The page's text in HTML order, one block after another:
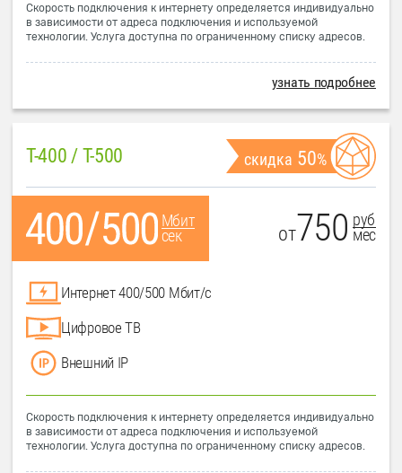
Скорость подключения к интернету определяется индивидуально
в зависимости от адреса подключения и используемой
технологии. Услуга доступна по ограниченному списку адресов.
узнать подробнее
T-400 / T-500 скидка 50%
Мбит
сек
от750 руб
мес
Интернет 400/500 Мбит/с
Цифровое ТВ
Внешний IP
Скорость подключения к интернету определяется индивидуально
в зависимости от адреса подключения и используемой
технологии. Услуга доступна по ограниченному списку адресов.